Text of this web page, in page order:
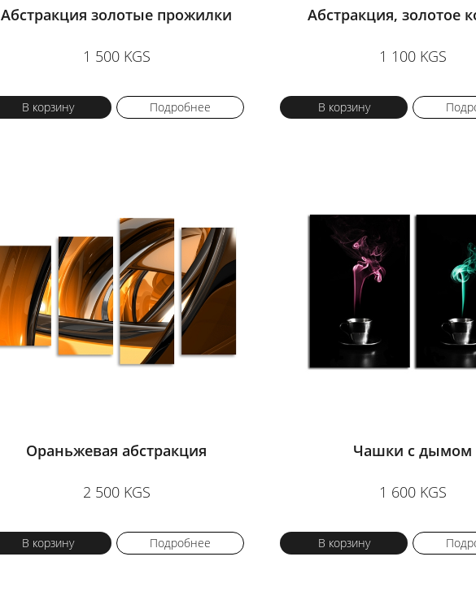
Абстракция золотые прожилки
1 500 KGS
В корзину Подробнее
Абстракция, золотое
1 100 KGS
В корзину
Ораньжевая абстракция
2 500 KGS
В корзину Подробнее
Чашки с дымом
1 600 KGS
В корзину